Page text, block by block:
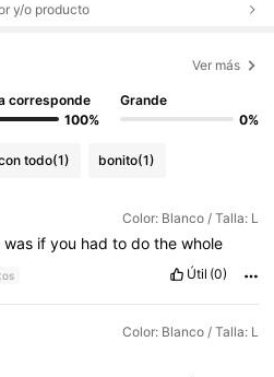
y/o producto
Ver más
corresponde
100%
Grande
0%
todo(1) bonito(1)
Color: Blanco / Talla: L
was ifyou hadtodothewhole
Útil (0)
Color: Blanco / Talla: L